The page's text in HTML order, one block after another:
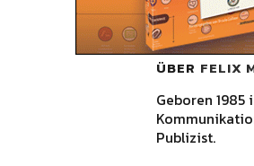
ÜBER FELIX
Geboren
Publizist.